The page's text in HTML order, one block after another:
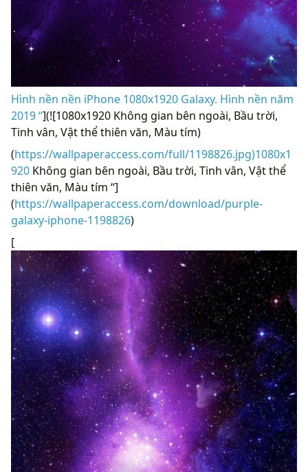
Hình nền nền iPhone 1080x1920 Galaxy. Hình nền năm
2019 “](![1080x1920 Không gian bên ngoài, Bầu trời,
Tinh vân, Vật thể thiên văn, Màu tím)
(https://wallpaperaccess.com/full/1198826.jpg)1080x1
920 Không gian bên ngoài, Bầu trời, Tinh vân, Vật thể
thiên văn, Màu tím “]
(https://wallpaperaccess.com/download/purple-
galaxy-iphone-1198826)
[